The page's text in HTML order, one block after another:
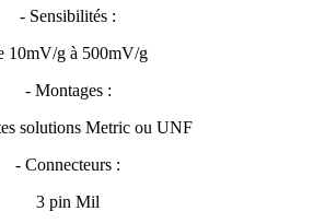
- Sensibilités :
10mV/g à 500mV/g
- Montages :
solutions Metric ou UNF
- Connecteurs :
3 pin Mil